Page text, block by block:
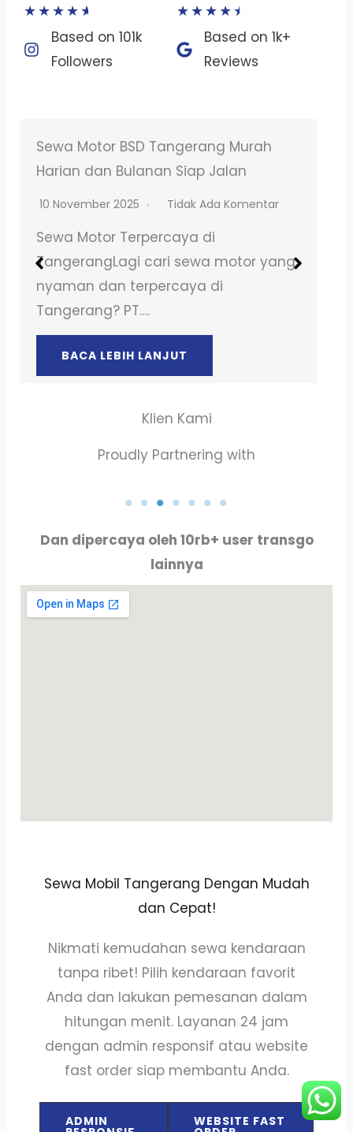
★★★★★
Based on 101k
Followers​
★★★★★
Based on 1k+
Reviews​
Sewa Motor Ciledug untuk Perjalanan
Harian Lebih Praktis
1 Desember 2025 Tidak Ada Komentar
Sewa Motor Terpercaya di
TangerangLagi cari sewa motor yang
nyaman dan terpercaya di
Tangerang? PT….
BACA LEBIH LANJUT
Klien Kami
Proudly Partnering with
Dan dipercaya oleh 10rb+ user transgo
lainnya
Sewa Mobil Tangerang Dengan Mudah
dan Cepat!
Nikmati kemudahan sewa kendaraan
tanpa ribet! Pilih kendaraan favorit
Anda dan lakukan pemesanan dalam
hitungan menit. Layanan 24 jam
dengan admin responsif atau website
fast order siap membantu Anda.
ADMIN WEBSITE FAST